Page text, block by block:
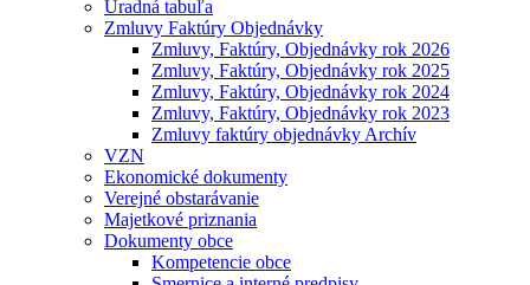
Úradná tabuľa
Zmluvy Faktúry Objednávky
Zmluvy, Faktúry, Objednávky rok 2026
Zmluvy, Faktúry, Objednávky rok 2025
Zmluvy, Faktúry, Objednávky rok 2024
Zmluvy, Faktúry, Objednávky rok 2023
Zmluvy faktúry objednávky Archív
VZN
Ekonomické dokumenty
Verejné obstarávanie
Majetkové priznania
Dokumenty obce
Kompetencie obce